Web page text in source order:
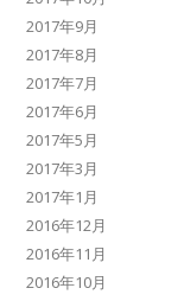
2017年9月
2017年8月
2017年7月
2017年6月
2017年5月
2017年3月
2017年1月
2016年12月
2016年11月
2016年10月